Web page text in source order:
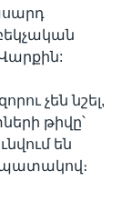
Վարքին:
չեն նշել,
թիվը՝
են